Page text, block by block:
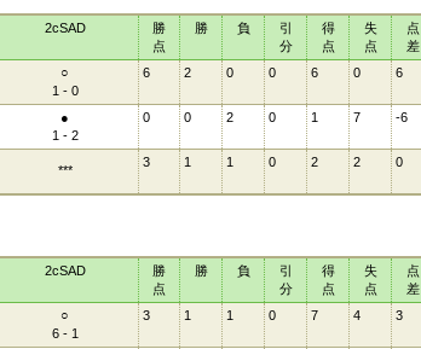
2cSAD
勝
点
勝 負
引
分
得
点
失
点
点
差
○
1 - 0
6 2 0 0 6 0 6
●
1 - 2
0 0 2 0 1 7 -6
***
3 1 1 0 2 2 0
2cSAD
勝
点
勝 負
引
分
得
点
失
点
点
差
○
6 - 1
3 1 1 0 7 4 3